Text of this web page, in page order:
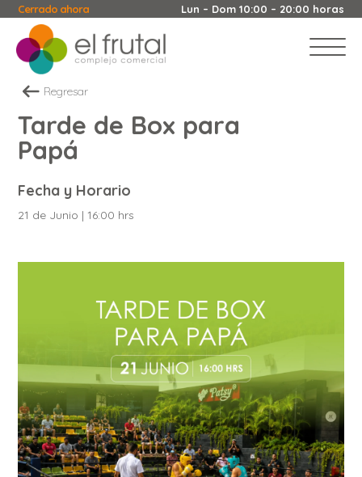
Cerrado ahora Lun – Dom 10:00 – 20:00 horas
Regresar
Tarde de Box para
Papá
Fecha y Horario
21 de Junio | 16:00 hrs